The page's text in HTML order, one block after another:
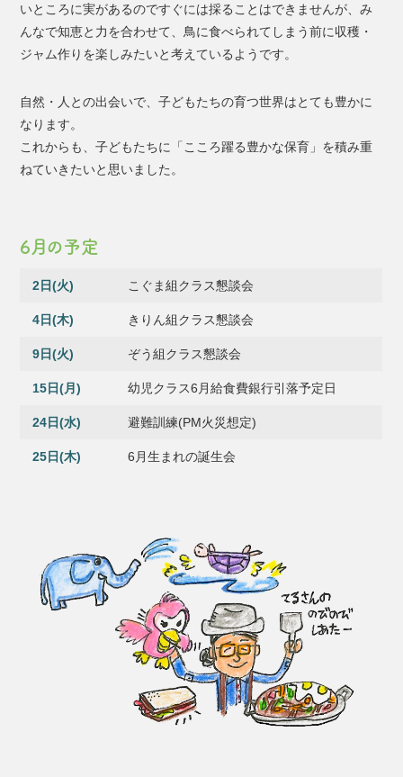
いところに実があるのですぐには採ることはできませんが、み
んなで知恵と力を合わせて、鳥に食べられてしまう前に収穫・
ジャム作りを楽しみたいと考えているようです。
自然・人との出会いで、子どもたちの育つ世界はとても豊かに
なります。
これからも、子どもたちに「こころ躍る豊かな保育」を積み重
ねていきたいと思いました。
6月の予定
2日(火) こぐま組クラス懇談会
4日(木) きりん組クラス懇談会
9日(火) ぞう組クラス懇談会
15日(月) 幼児クラス6月給食費銀行引落予定日
24日(水) 避難訓練(PM火災想定)
25日(木) 6月生まれの誕生会